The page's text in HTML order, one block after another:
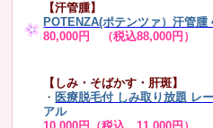
【汗管腫】
POTENZA(ポテンツァ）汗管腫
80,000円 （税込88,000円）
【しみ・そばかす・肝斑】
・ 医療脱毛付 しみ取り放題 レ
アル